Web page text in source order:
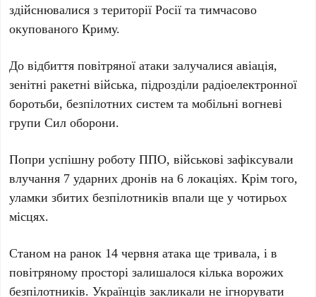
здійснювалися з території Росії та тимчасово
окупованого Криму.
До відбиття повітряної атаки залучалися авіація,
зенітні ракетні війська, підрозділи радіоелектронної
боротьби, безпілотних систем та мобільні вогневі
групи Сил оборони.
Попри успішну роботу ППО, військові зафіксували
влучання 7 ударних дронів на6 локаціях. Крім того,
уламки збитих безпілотників впали ще учотирьох
місцях.
Станом на ранок 14 червня атака ще тривала, і в
повітряному просторі залишалося кілька ворожих
безпілотників. Українців закликали не ігнорувати